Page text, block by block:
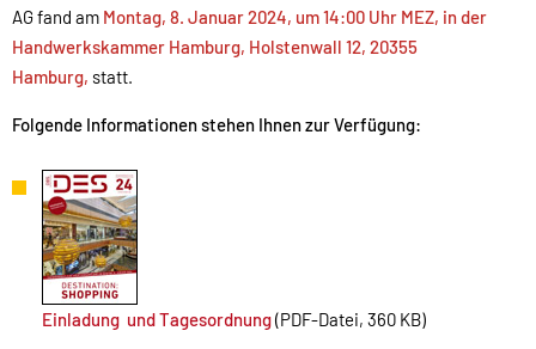
AG fand am Montag, 8. Januar 2024, um 14:00 Uhr MEZ, in der
Handwerkskammer Hamburg, Holstenwall 12, 20355
Hamburg, statt.
Folgende Informationen stehen Ihnen zur Verfügung:
Einladung und Tagesordnung(PDF-Datei, 360 KB)